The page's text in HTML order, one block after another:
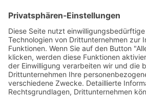
Kontakt
Shop
Mein Konto
Warenkorb
Kasse
Vertrag widerrufen